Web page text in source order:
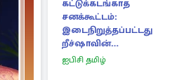
கட்டுக்கடங்காத
சனக்கூட்டம்:
இடைநிறுத்தப்பட்டது
றீச்ஷாவின்
உணவுத்திருவிழா!
ஐபிசி தமிழ்